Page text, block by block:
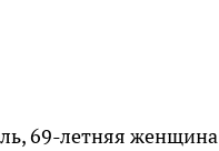
69-летняя женщина